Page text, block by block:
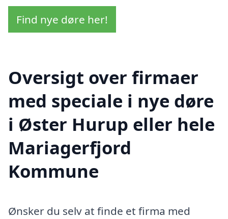
Find nye døre her!
Oversigt over firmaer
med speciale i nye døre
i Øster Hurup eller hele
Mariagerfjord
Kommune
Ønsker du selv at finde et firma med